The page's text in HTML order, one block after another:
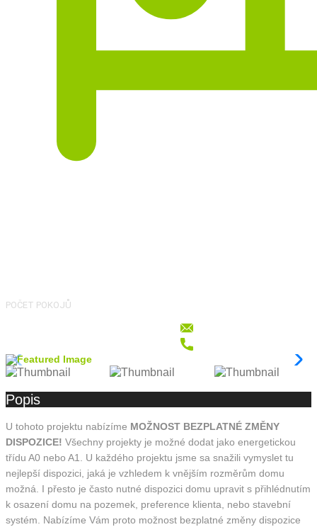
POČET POKOJŮ
Popis
U tohoto projektu nabízíme MOŽNOST BEZPLATNÉ ZMĚNY
DISPOZICE! Všechny projekty je možné dodat jako energetickou
třídu A0 nebo A1. U každého projektu jsme sa snažili vymyslet tu
nejlepší dispozici, jaká je vzhledem k vnějším rozměrům domu
možná. I přesto je často nutné dispozici domu upravit s přihlédnutím
k osazení domu na pozemek, preference klienta, nebo stavební
systém. Nabízíme Vám proto možnost bezplatné změny dispozice